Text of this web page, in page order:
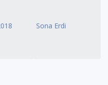
Sona Erdi